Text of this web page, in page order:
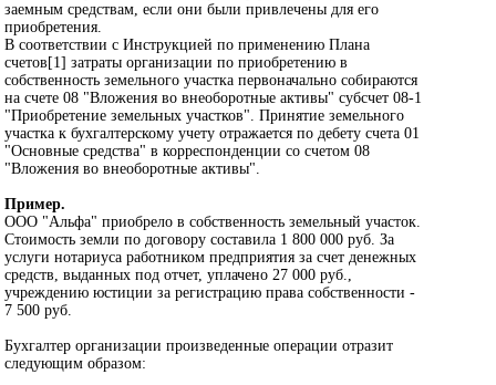
заемным средствам, если они были привлечены для его
приобретения.
В соответствии с Инструкцией по применению Плана
счетов[1] затраты организации по приобретению в
собственность земельного участка первоначально собираются
на счете 08 "Вложения во внеоборотные активы" субсчет 08-1
"Приобретение земельных участков". Принятие земельного
участка к бухгалтерскому учету отражается по дебету счета 01
"Основные средства" в корреспонденции со счетом 08
"Вложения во внеоборотные активы".
Пример.
ООО "Альфа" приобрело в собственность земельный участок.
Стоимость земли по договору составила 1 800 000 руб. За
услуги нотариуса работником предприятия за счет денежных
средств, выданных под отчет, уплачено 27 000 руб.,
учреждению юстиции за регистрацию права собственности -
7 500 руб.
Бухгалтер организации произведенные операции отразит
следующим образом: